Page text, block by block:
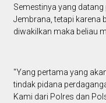
Semestinya yang
Jembrana, tetapi karena
diwakilkan maka beliau
"Yang pertama yang
tindak pidana
Kami dari Polres dan